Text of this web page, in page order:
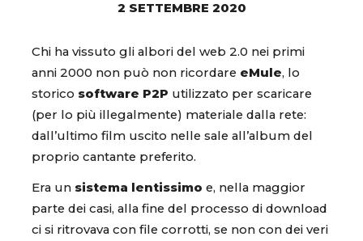
2 SETTEMBRE 2020
Chi ha vissuto gli albori del web 2.0 nei primi
anni 2000 non può non ricordare eMule, lo
storico software P2P utilizzato per scaricare
(per lo più illegalmente) materiale dalla rete:
dall’ultimo film uscito nelle sale all’album del
proprio cantante preferito.
Era un sistema lentissimo e, nella maggior
parte dei casi, alla fine del processo di download
ci si ritrovava con file corrotti, se non con dei veri